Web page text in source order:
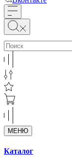
МЕНЮ
Каталог